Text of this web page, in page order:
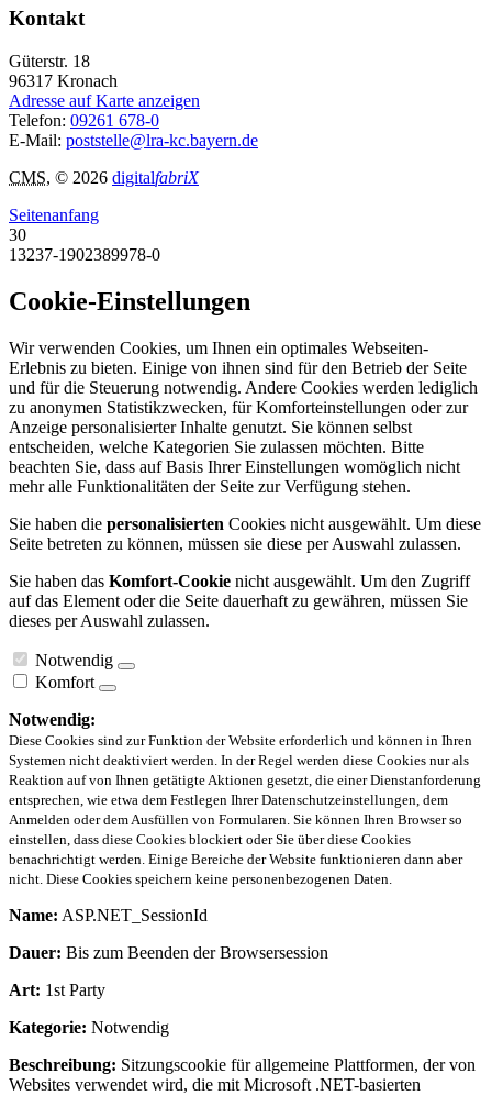
Kontakt
Güterstr. 18
96317 Kronach
Adresse auf Karte anzeigen
Telefon: 09261 678-0
E-Mail: poststelle@lra-kc.bayern.de
CMS, © 2026 digitalfabriX
Seitenanfang
30
13237-1902389978-0
Cookie-Einstellungen
Wir verwenden Cookies, um Ihnen ein optimales Webseiten-
Erlebnis zu bieten. Einige von ihnen sind für den Betrieb der Seite
und für die Steuerung notwendig. Andere Cookies werden lediglich
zu anonymen Statistikzwecken, für Komforteinstellungen oder zur
Anzeige personalisierter Inhalte genutzt. Sie können selbst
entscheiden, welche Kategorien Sie zulassen möchten. Bitte
beachten Sie, dass auf Basis Ihrer Einstellungen womöglich nicht
mehr alle Funktionalitäten der Seite zur Verfügung stehen.
Sie haben die personalisierten Cookies nicht ausgewählt. Um diese
Seite betreten zu können, müssen sie diese per Auswahl zulassen.
Sie haben das Komfort-Cookie nicht ausgewählt. Um den Zugriff
auf das Element oder die Seite dauerhaft zu gewähren, müssen Sie
dieses per Auswahl zulassen.
Notwendig
Komfort
Notwendig:
Diese Cookies sind zur Funktion der Website erforderlich und können in Ihren
Systemen nicht deaktiviert werden. In der Regel werden diese Cookies nur als
Reaktion auf von Ihnen getätigte Aktionen gesetzt, die einer Dienstanforderung
entsprechen, wie etwa dem Festlegen Ihrer Datenschutzeinstellungen, dem
Anmelden oder dem Ausfüllen von Formularen. Sie können Ihren Browser so
einstellen, dass diese Cookies blockiert oder Sie über diese Cookies
benachrichtigt werden. Einige Bereiche der Website funktionieren dann aber
nicht. Diese Cookies speichern keine personenbezogenen Daten.
Name: ASP.NET_SessionId
Dauer: Bis zum Beenden der Browsersession
Art: 1st Party
Kategorie: Notwendig
Beschreibung: Sitzungscookie für allgemeine Plattformen, der von
Websites verwendet wird, die mit Microsoft .NET-basierten